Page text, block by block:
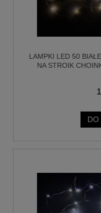
LAMPKI LED 50
NA STROIK
DO